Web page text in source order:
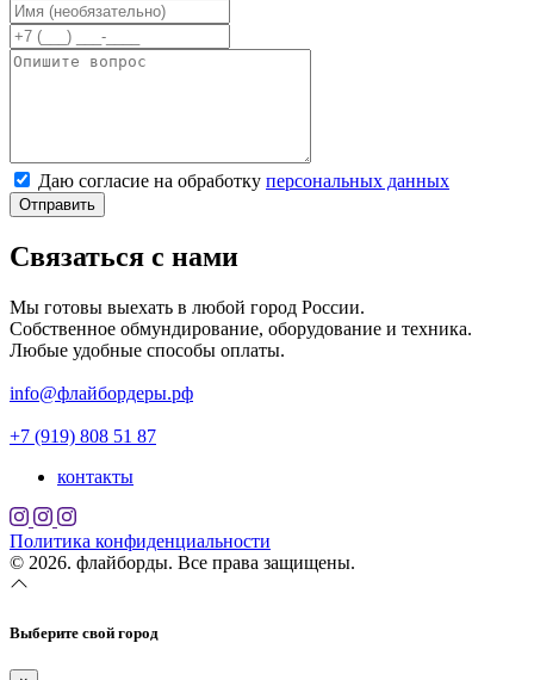
Даю согласие на обработку персональных данных
Отправить
Связаться с нами
Мы готовы выехать в любой город России.
Собственное обмундирование, оборудование и техника.
Любые удобные способы оплаты.
info@флайбордеры.рф
+7 (919) 808 51 87
контакты
Политика конфиденциальности
© 2026. флайборды. Все права защищены.
Выберите свой город